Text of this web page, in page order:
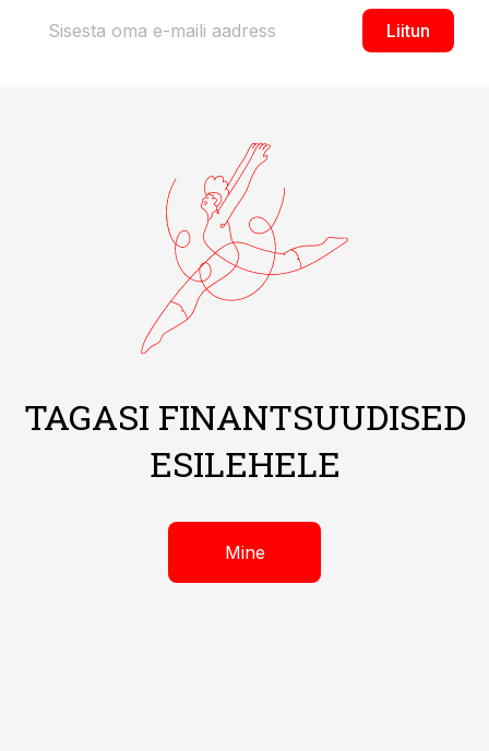
Liitun
TAGASI FINANTSUUDISED
ESILEHELE
Mine